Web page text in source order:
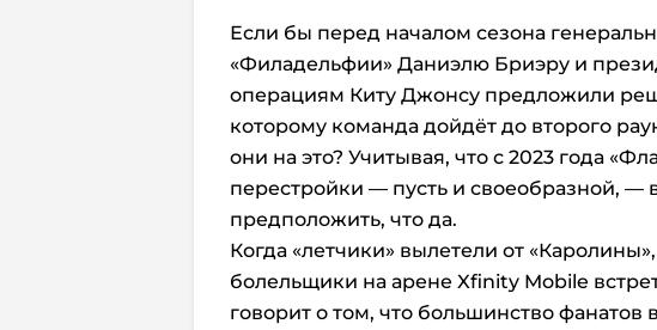
Если бы перед началом сезона
«Филадельфии» Даниэлю Бриэру и
операциям Киту Джонсу предложили
которому команда дойдёт до второго
они на это? Учитывая, что с 2023 года
перестройки — пусть и своеобразной, —
предположить, что да.
Когда «летчики» вылетели от
болельщики на арене Xfinity Mobile
говорит о том, что большинство